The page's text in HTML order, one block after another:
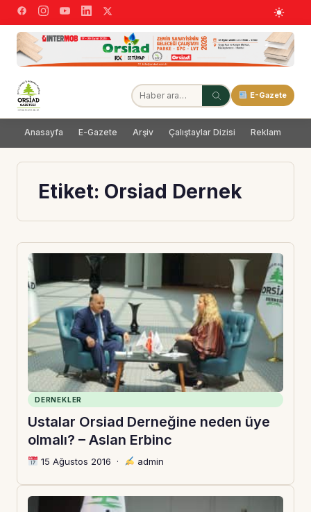
E-Gazete
Anasayfa E-Gazete Arşiv Çalıştaylar Dizisi Reklam
Etiket: Orsiad Dernek
DERNEKLER
Ustalar Orsiad Derneğine neden üye
olmalı? – Aslan Erbinc
15 Ağustos 2016 · admin